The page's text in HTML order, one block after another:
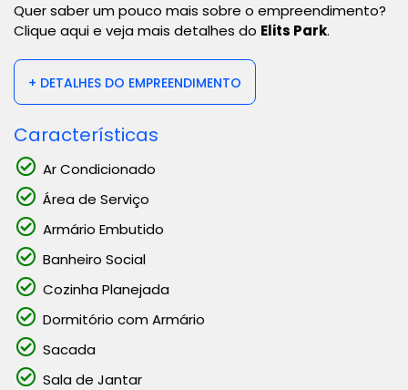
Quer saber um pouco mais sobre o empreendimento?
Clique aqui e veja mais detalhes do Elits Park.
+ DETALHES DO EMPREENDIMENTO
Características
Ar Condicionado
Área de Serviço
Armário Embutido
Banheiro Social
Cozinha Planejada
Dormitório com Armário
Sacada
Sala de Jantar